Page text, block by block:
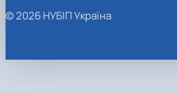
© 2026 НУБІП Україна